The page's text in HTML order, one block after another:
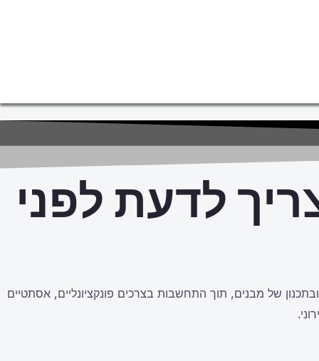
לדעת לפני
של מבנים, תוך התחשבות בצרכים פונקציונליים, אסתטיים